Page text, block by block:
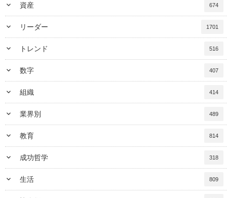
keyboard_arrow_down 資産 674
keyboard_arrow_down リーダー 1701
keyboard_arrow_down トレンド 516
keyboard_arrow_down 数字 407
keyboard_arrow_down 組織 414
keyboard_arrow_down 業界別 489
keyboard_arrow_down 教育 814
keyboard_arrow_down 成功哲学 318
keyboard_arrow_down 生活 809